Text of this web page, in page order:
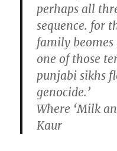
perhaps all
sequence. for
family
one of those
punjabi sikhs
genocide.’
Where ‘Milk
Kaur